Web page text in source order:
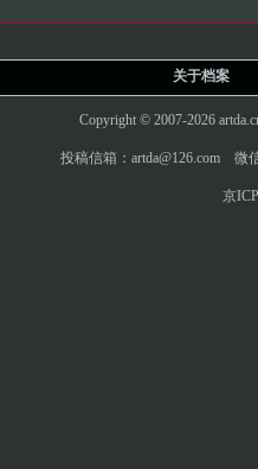
关于档案
Copyright © 2007-2026
投稿信箱：artda@126.com 微
京